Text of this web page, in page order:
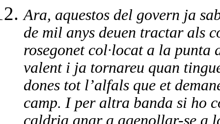
Ara, aquestos del govern ja
de mil anys deuen tractar als
rosegonet col·locat a la punta
valent i ja tornareu quan
dones tot l’alfals que et
camp. I per altra banda si ho
caldria anar a agenollar-se a